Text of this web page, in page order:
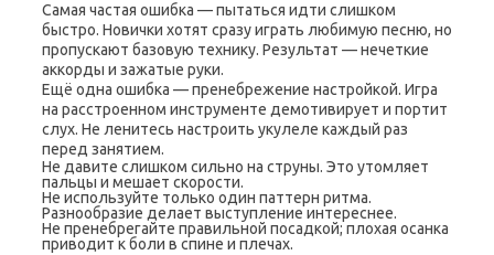
Самая частая ошибка — пытаться идти слишком
быстро. Новички хотят сразу играть любимую песню, но
пропускают базовую технику. Результат — нечеткие
аккорды и зажатые руки.
Ещё одна ошибка — пренебрежение настройкой. Игра
на расстроенном инструменте демотивирует и портит
слух. Не ленитесь настроить укулеле каждый раз
перед занятием.
Не давите слишком сильно на струны. Это утомляет
пальцы и мешает скорости.
Не используйте только один паттерн ритма.
Разнообразие делает выступление интереснее.
Не пренебрегайте правильной посадкой; плохая осанка
приводит к боли в спине и плечах.